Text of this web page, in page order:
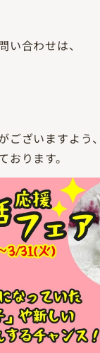
い合わせは、
ございますよう
ります。